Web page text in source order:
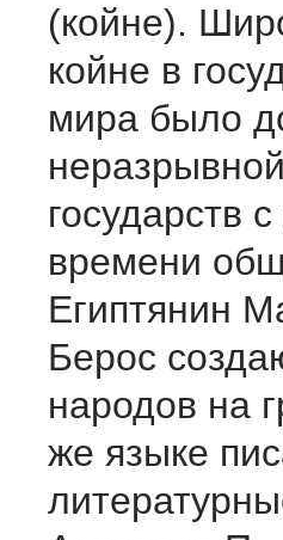
(койне).
койне в
мира было
государств
времени
Египтянин
Берос
народов на
же языке